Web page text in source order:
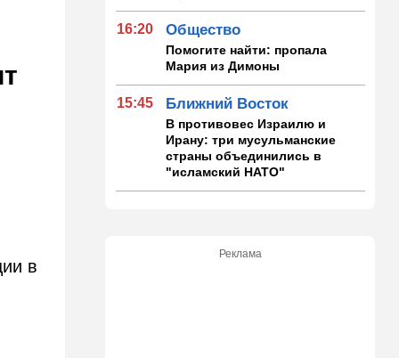
в
16:20 Общество
Помогите найти: пропала
Мария из Димоны
15:45 Ближний Восток
В противовес Израилю и
Ирану: три мусульманские
страны объединились в
"исламский НАТО"
палестинскими строят
Реклама